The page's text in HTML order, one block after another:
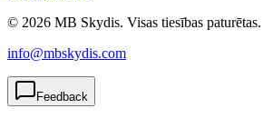
© 2026 MB Skydis. Visas tiesības paturētas.
info@mbskydis.com
Feedback